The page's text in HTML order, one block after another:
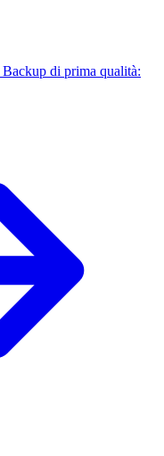
Backup di prima qualità: